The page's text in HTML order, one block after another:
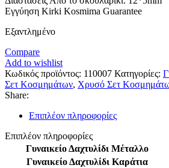
Εγγύηση Kirki Kosmima Guarantee
Εξαντλημένο
Compare
Add to wishlist
Κωδικός προϊόντος: 110007 Κατηγορίες:
Σετ Κοσμημάτων, Χρυσό Σετ
Share:
Επιπλέον πληροφορίες
Επιπλέον πληροφορίες
Γυναικείο Δαχτυλίδι Μέταλλο
Γυναικείο Δαχτυλίδι Καράτια